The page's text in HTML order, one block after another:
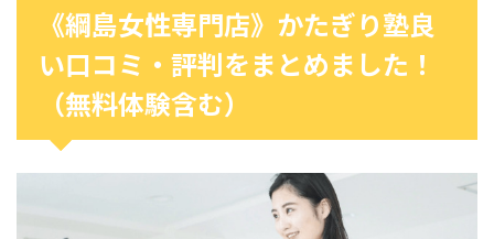
《綱島女性専門店》かたぎり塾良
い口コミ・評判をまとめました！
（無料体験含む）